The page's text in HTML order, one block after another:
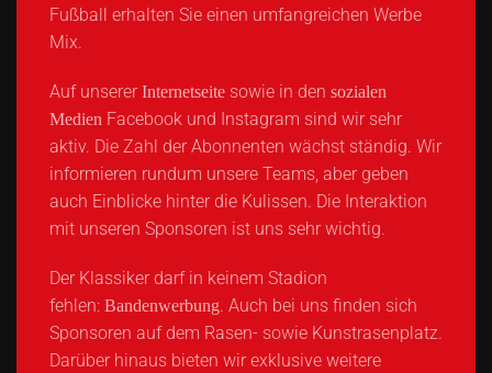
Fußball erhalten Sie einen umfangreichen Werbe
Mix.
Auf unserer Internetseite sowie in den sozialen
Medien Facebook und Instagram sind wir sehr
aktiv. Die Zahl der Abonnenten wächst ständig. Wir
informieren rundum unsere Teams, aber geben
auch Einblicke hinter die Kulissen. Die Interaktion
mit unseren Sponsoren ist uns sehr wichtig.
Der Klassiker darf in keinem Stadion
fehlen: Bandenwerbung. Auch bei uns finden sich
Sponsoren auf dem Rasen- sowie Kunstrasenplatz.
Darüber hinaus bieten wir exklusive weitere